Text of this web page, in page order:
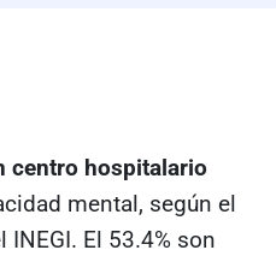
centro hospitalario
mental, según el
El 53.4% son